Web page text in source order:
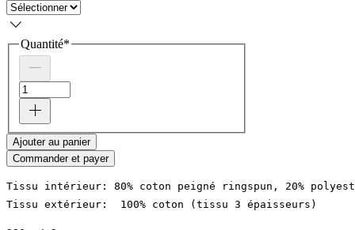
Quantité*
Ajouter au panier
Commander et payer
Tissu intérieur: 80% coton peigné ringspun, 20%
Tissu extérieur:  100% coton (tissu 3 épaisseurs)